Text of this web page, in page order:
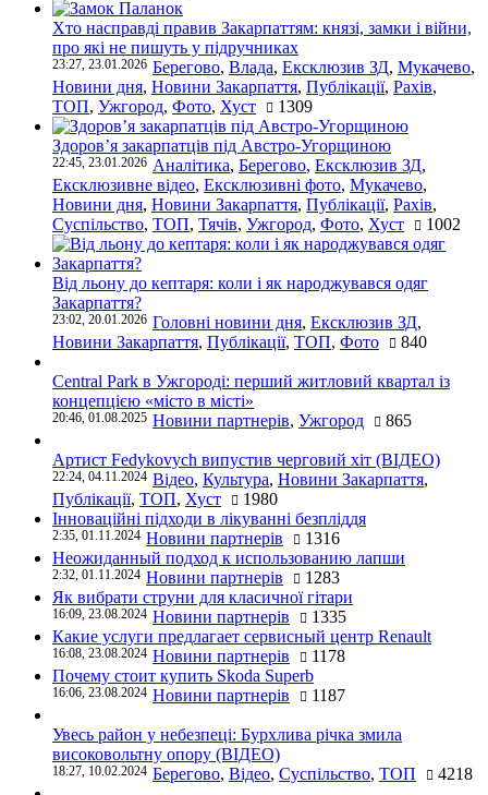
Хто насправді правив Закарпаттям: князі, замки і війни,
про які не пишуть у підручниках
23:27, 23.01.2026 Берегово, Влада, Ексклюзив ЗД, Мукачево,
Новини дня, Новини Закарпаття, Публікації, Рахів,
ТОП, Ужгород, Фото, Хуст 1309
Здоров’я закарпатців під Австро-Угорщиною
22:45, 23.01.2026 Аналітика, Берегово, Ексклюзив ЗД,
Ексклюзивне відео, Ексклюзивні фото, Мукачево,
Новини дня, Новини Закарпаття, Публікації, Рахів,
Суспільство, ТОП, Тячів, Ужгород, Фото, Хуст 1002
Від льону до кептаря: коли і як народжувався одяг
Закарпаття?
23:02, 20.01.2026 Головні новини дня, Ексклюзив ЗД,
Новини Закарпаття, Публікації, ТОП, Фото 840
Central Park в Ужгороді: перший житловий квартал із
концепцією «місто в місті»
20:46, 01.08.2025 Новини партнерів, Ужгород 865
Артист Fedykovych випустив черговий хіт (ВІДЕО)
22:24, 04.11.2024 Відео, Культура, Новини Закарпаття,
Публікації, ТОП, Хуст
1980
Інноваційні підходи в лікуванні безпліддя
2:35, 01.11.2024 Новини партнерів
1316
Неожиданный подход к использованию лапши
2:32, 01.11.2024 Новини партнерів
1283
Як вибрати струни для класичної гітари
16:09, 23.08.2024 Новини партнерів
1335
Какие услуги предлагает сервисный центр Renault
16:08, 23.08.2024 Новини партнерів
1178
Почему стоит купить Skoda Superb
16:06, 23.08.2024 Новини партнерів 1187
Увесь район у небезпеці: Бурхлива річка змила
високовольтну опору (ВІДЕО)
18:27, 10.02.2024 Берегово, Відео, Суспільство, ТОП 4218